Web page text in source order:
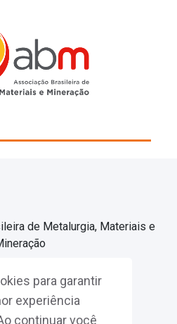
para garantir
experiência
continuar você
de Metalurgia, Materiais e
Associe-se